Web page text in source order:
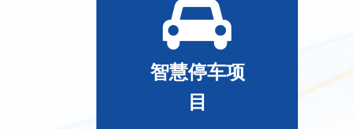
智慧停车项
目